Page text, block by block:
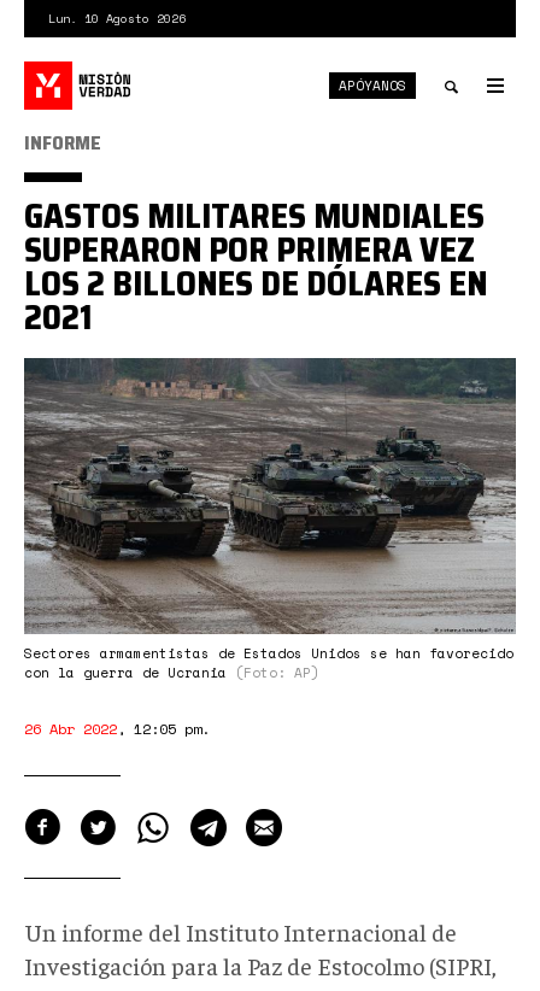
contenido
principal
Lun. 10 Agosto 2026
APÓYANOS
LVGVU6QVYZYPWZZZ6KKYRFRMNI.jpg
Sectores armamentistas de Estados Unidos se han favorecido
con la guerra de Ucrania
(Foto: AP)
INFORME
GASTOS MILITARES MUNDIALES
SUPERARON POR PRIMERA VEZ
LOS 2 BILLONES DE DÓLARES EN
2021
26 Abr 2022, 12:05 pm.
Un informe del Instituto Internacional de
Investigación para la Paz de Estocolmo (SIPRI,